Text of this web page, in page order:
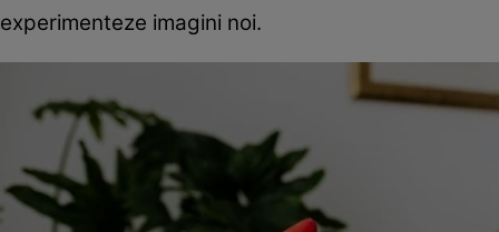
experimenteze imagini noi.